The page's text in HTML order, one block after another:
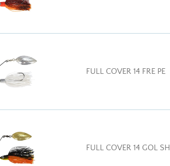
FULL COVER 14 FRE PE
FULL COVER 14 GOL SH